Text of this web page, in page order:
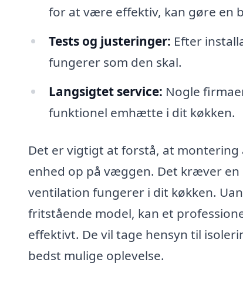
for at være effektiv, kan gøre en
Tests og justeringer: Efter
fungerer som den skal.
Langsigtet service: Nogle
funktionel emhætte i dit køkken.
Det er vigtigt at forstå, at
enhed op på væggen. Det kræver
ventilation fungerer i dit køkken.
fritstående model, kan et
effektivt. De vil tage hensyn til
bedst mulige oplevelse.